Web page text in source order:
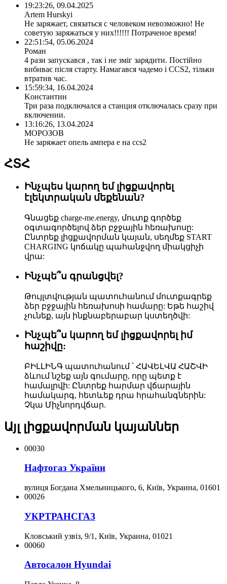
19:23:26, 09.04.2025
Artem Hurskyi
Не заряжает, связаться с человеком невозможно! Не
советую заряжаться у них!!!!!! Потраченое время!
22:51:54, 05.06.2024
Роман
4 рази запускався , так і не зміг зарядити. Постійно
вибиває після старту. Намагався чадемо і CCS2, тільки
втратив час.
15:59:34, 16.04.2024
Kонстантин
Три раза подключался а станция отключалась сразу при
включении.
13:16:26, 13.04.2024
МОРОЗОВ
Не заряжает опель ампера е на ccs2
ՀՏՀ
Ինչպես կարող եմ լիցքավորել
էլեկտրական մեքենան?
Գնացեք charge-me.energy, մուտք գործեք
օգտագործելով ձեր բջջային հեռախոսը:
Ընտրեք լիցքավորման կայան, սեղմեք START
CHARGING կոճակը պահանջվող միակցիչի
վրա:
Ինչպե՞ս գրանցվել?
Թույլտվության պատուհանում մուտքագրեք
ձեր բջջային հեռախոսի համարը: Եթե ​​հաշիվ
չունեք, այն ինքնաբերաբար կստեղծվի:
Ինչպե՞ս կարող եմ լիցքավորել իմ
հաշիվը:
ԲԻԼԼԻՆԳ պատուհանում ՝ ՀԱՎԵԼՎԱ ՀԱՇՎԻ
ձևում նշեք այն գումարը, որը պետք է
համալրվի: Ընտրեք հարմար վճարային
համակարգ, հետևեք դրա հրահանգներին:
Չկա Միչնորդվճար.
Այլ լիցքավորման կայաններ
00030
Нафтогаз України
вулиця Богдана Хмельницького, 6, Київ, Украина, 01601
00026
УКРТРАНСГАЗ
Кловський узвіз, 9/1, Київ, Украина, 01021
00060
Автосалон Hyundai